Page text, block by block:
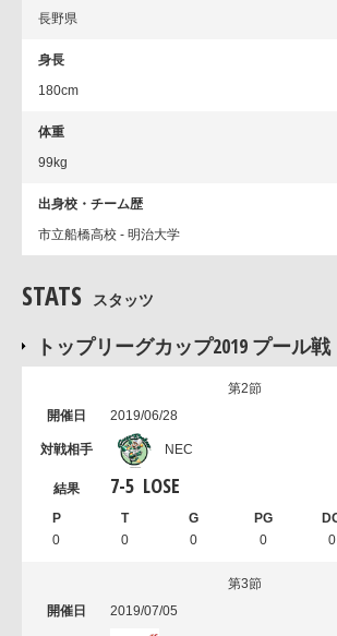
長野県
身長
180cm
体重
99kg
出身校・チーム歴
市立船橋高校 - 明治大学
STATS スタッツ
トップリーグカップ2019 プール戦
第2節
2019/06/28
NEC
7-5 LOSE
0 0 0 0 0
第3節
2019/07/05